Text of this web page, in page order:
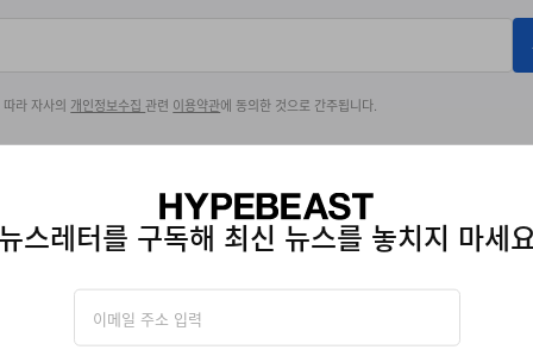
라 자사의 개인정보수집관련 이용약관에 동의한 것으로 간주됩니다.
스레터를 구독해 최신 뉴스를 놓치지 마세